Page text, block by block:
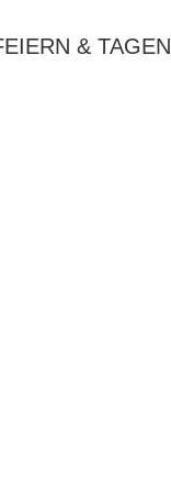
& TAGEN